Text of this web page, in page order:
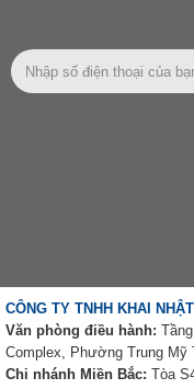
CÔNG TY TNHH KHAI NHẬT
Văn phòng điều hành:
Complex, Phường Trung Mỹ
Chi nhánh Miền Bắc: Tòa